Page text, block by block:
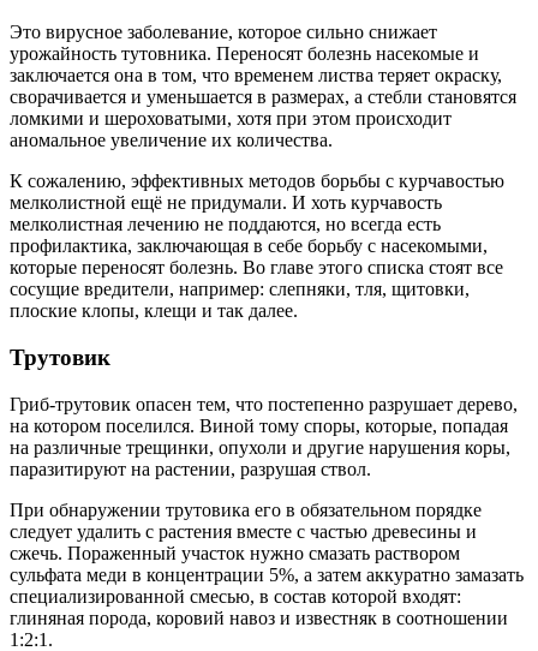
Это вирусное заболевание, которое сильно снижает
урожайность тутовника. Переносят болезнь насекомые и
заключается она в том, что временем листва теряет окраску,
сворачивается и уменьшается в размерах, а стебли становятся
ломкими и шероховатыми, хотя при этом происходит
аномальное увеличение их количества.
К сожалению, эффективных методов борьбы с курчавостью
мелколистной ещё не придумали. И хоть курчавость
мелколистная лечению не поддаются, но всегда есть
профилактика, заключающая в себе борьбу с насекомыми,
которые переносят болезнь. Во главе этого списка стоят все
сосущие вредители, например: слепняки, тля, щитовки,
плоские клопы, клещи и так далее.
Трутовик
Гриб-трутовик опасен тем, что постепенно разрушает дерево,
на котором поселился. Виной тому споры, которые, попадая
на различные трещинки, опухоли и другие нарушения коры,
паразитируют на растении, разрушая ствол.
При обнаружении трутовика его в обязательном порядке
следует удалить с растения вместе с частью древесины и
сжечь. Пораженный участок нужно смазать раствором
сульфата меди в концентрации 5%, а затем аккуратно замазать
специализированной смесью, в состав которой входят:
глиняная порода, коровий навоз и известняк в соотношении
1:2:1.